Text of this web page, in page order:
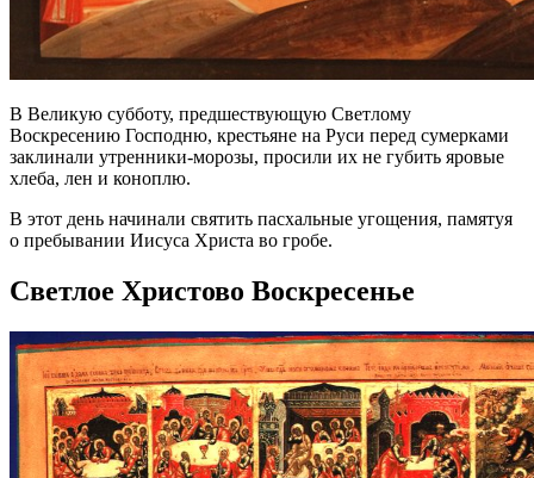
В Великую субботу, предшествующую Светлому
Воскресению Господню, крестьяне на Руси перед сумерками
заклинали утренники-морозы, просили их не губить яровые
хлеба, лен и коноплю.
В этот день начинали святить пасхальные угощения, памятуя
о пребывании Иисуса Христа во гробе.
Светлое Христово Воскресенье